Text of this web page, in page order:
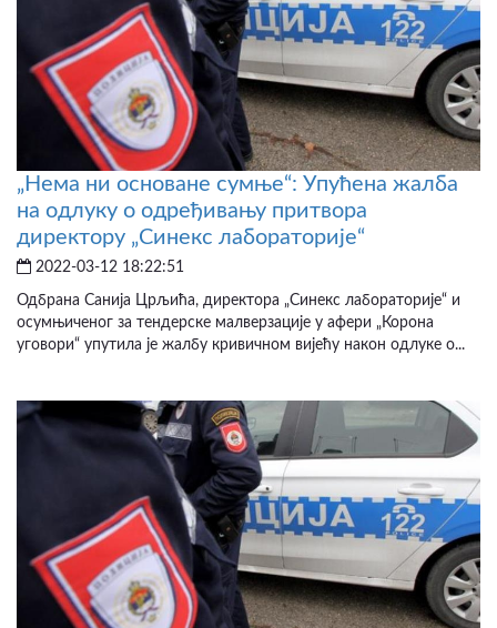
„Нема ни основане сумње“: Упућена жалба
на одлуку о одређивању притвора
директору „Синекс лабораторије“
2022-03-12 18:22:51
Одбрана Санија Црљића, директора „Синекс лабораторије“ и
осумњиченог за тендерске малверзације у афери „Корона
уговори“ упутила је жалбу кривичном вијећу након одлуке о...